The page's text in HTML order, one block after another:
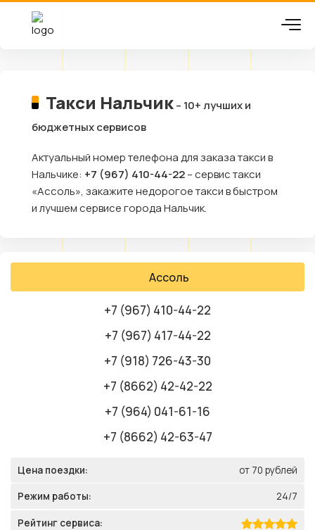
Такси Нальчик– 10+ лучших и
бюджетных сервисов
Актуальный номер телефона для заказа такси в
Нальчике: +7 (967) 410-44-22– сервис такси
«Ассоль», закажите недорогое такси в быстром
и лучшем сервисе города Нальчик.
Ассоль
+7 (967) 410-44-22
+7 (967) 417-44-22
+7 (918) 726-43-30
+7 (8662) 42-42-22
+7 (964) 041-61-16
+7 (8662) 42-63-47
Цена поездки: от 70 рублей
Режим работы: 24/7
Рейтинг сервиса: